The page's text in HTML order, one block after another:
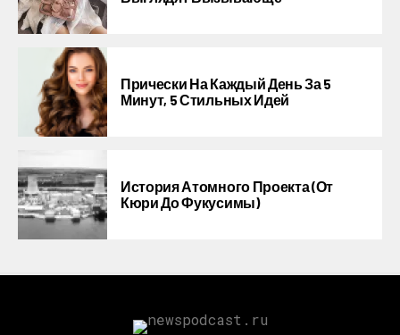
Прически На Каждый День За 5
Минут, 5 Стильных Идей
История Атомного Проекта (от
Кюри До Фукусимы)